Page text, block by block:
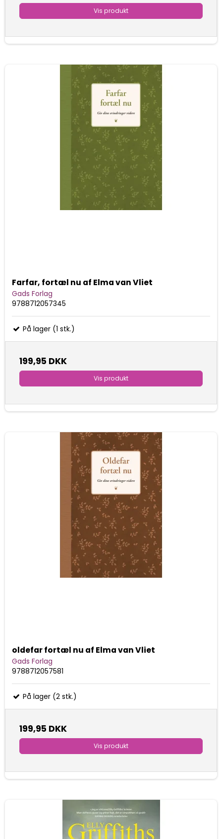
Vis produkt
Farfar, fortæl nu af Elma van Vliet
Gads Forlag
9788712057345
På lager (1 stk.)
199,95 DKK
Vis produkt
oldefar fortæl nu af Elma van Vliet
Gads Forlag
9788712057581
På lager (2 stk.)
199,95 DKK
Vis produkt